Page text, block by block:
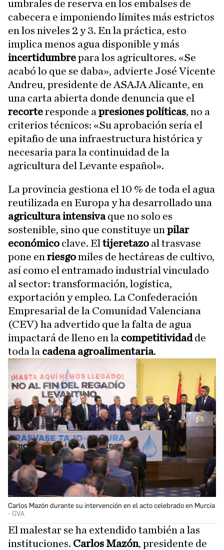
umbrales de reserva en los embalses de
cabecera e imponiendo límites más estrictos
en los niveles 2 y 3. En la práctica, esto
implica menos agua disponible y más
incertidumbrepara los agricultores. «Se
acabó lo que se daba», advierte José Vicente
Andreu, presidente de ASAJA Alicante, en
una carta abierta donde denuncia que el
recorteresponde a presiones políticas, no a
criterios técnicos: «Su aprobación sería el
epitafio de una infraestructura histórica y
necesaria para la continuidad de la
agricultura del Levante español».
La provincia gestiona el 10 % de toda el agua
reutilizada en Europa y ha desarrollado una
agricultura intensivaque no solo es
sostenible, sino que constituye un pilar
económico clave. El tijeretazo al trasvase
pone en riesgomiles de hectáreas de cultivo,
así como el entramado industrial vinculado
al sector: transformación, logística,
exportación y empleo. La Confederación
Empresarial de la Comunidad Valenciana
(CEV) ha advertido que la falta de agua
impactará de lleno en la competitividadde
toda la cadena agroalimentaria.
Carlos Mazón durante su intervención en el acto celebrado en Murcia
GVA
El malestar se ha extendido también a las
instituciones. CarlosMazón, presidente de